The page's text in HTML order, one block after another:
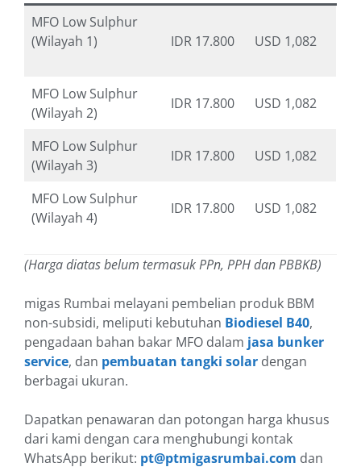
MFO Low Sulphur
(Wilayah 1)
IDR 17.800 USD 1,082
MFO Low Sulphur
(Wilayah 2)
IDR 17.800 USD 1,082
MFO Low Sulphur
(Wilayah 3)
IDR 17.800 USD 1,082
MFO Low Sulphur
(Wilayah 4)
IDR 17.800 USD 1,082
(Harga diatas belum termasuk PPn, PPH dan PBBKB)
migas Rumbai melayani pembelian produk BBM
non-subsidi, meliputi kebutuhan Biodiesel B40,
pengadaan bahan bakar MFO dalam jasa bunker
service, dan pembuatan tangki solar dengan
berbagai ukuran.
Dapatkan penawaran dan potongan harga khusus
dari kami dengan cara menghubungi kontak
WhatsApp berikut: pt@ptmigasrumbai.com dan